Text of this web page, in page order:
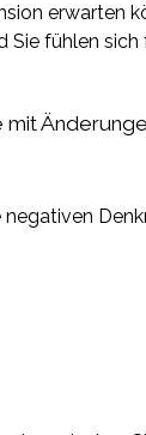
erwarten
fühlen